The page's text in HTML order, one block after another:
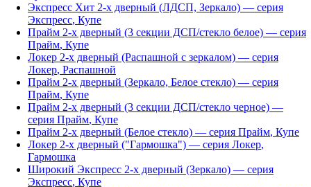
Экспресс Хит 2-х дверный (ЛДСП, Зеркало) — серия
Экспресс, Купе
Прайм 2-х дверный (3 секции ДСП/стекло белое) — серия
Прайм, Купе
Локер 2-х дверный (Распашной с зеркалом) — серия
Локер, Распашной
Прайм 2-х дверный (Зеркало, Белое стекло) — серия
Прайм, Купе
Прайм 2-х дверный (3 секции ДСП/стекло черное) —
серия Прайм, Купе
Прайм 2-х дверный (Белое стекло) — серия Прайм, Купе
Локер 2-х дверный ("Гармошка") — серия Локер,
Гармошка
Широкий Экспресс 2-х дверный (Зеркало) — серия
Экспресс, Купе